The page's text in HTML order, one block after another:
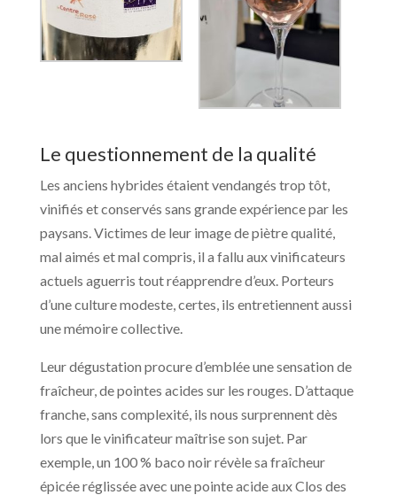
Le questionnement de la qualité
Les anciens hybrides étaient vendangés trop tôt,
vinifiés et conservés sans grande expérience par les
paysans. Victimes de leur image de piètre qualité,
mal aimés et mal compris, il a fallu aux vinificateurs
actuels aguerris tout réapprendre d’eux. Porteurs
d’une culture modeste, certes, ils entretiennent aussi
une mémoire collective.
Leur dégustation procure d’emblée une sensation de
fraîcheur, de pointes acides sur les rouges. D’attaque
franche, sans complexité, ils nous surprennent dès
lors que le vinificateur maîtrise son sujet. Par
exemple, un 100 % baco noir révèle sa fraîcheur
épicée réglissée avec une pointe acide aux Clos des